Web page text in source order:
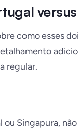
como esses
regular.
Singapura,